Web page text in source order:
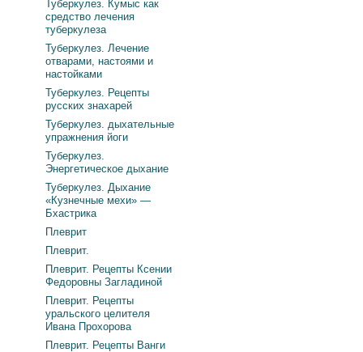
Туберкулез. Кумыс как
средство лечения
туберкулеза
Туберкулез. Лечение
отварами, настоями и
настойками
Туберкулез. Рецепты
русских знахарей
Туберкулез. дыхательные
упражнения йоги
Туберкулез.
Энергетическое дыхание
Туберкулез. Дыхание
«Кузнечные мехи» —
Бхастрика
Плеврит
Плеврит.
Плеврит. Рецепты Ксении
Федоровны Загладиной
Плеврит. Рецепты
уральского целителя
Ивана Прохорова
Плеврит. Рецепты Ванги